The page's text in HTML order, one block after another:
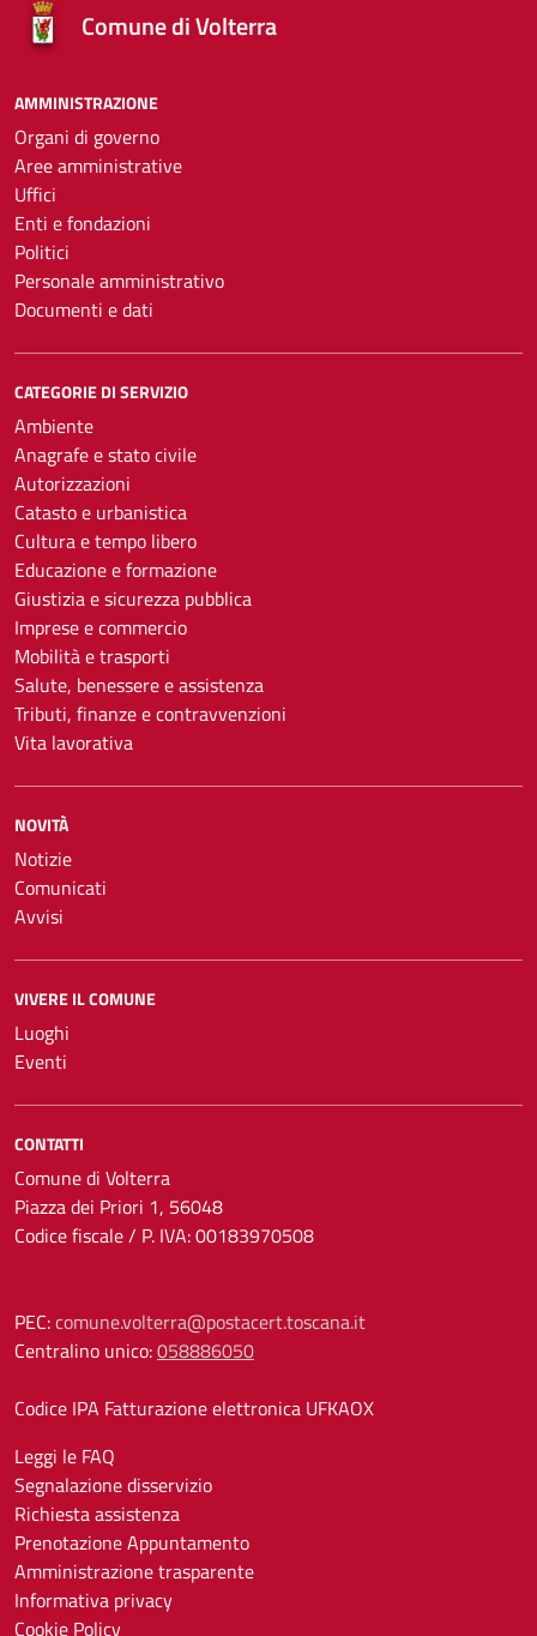
Comune di Volterra
AMMINISTRAZIONE
Organi di governo
Aree amministrative
Uffici
Enti e fondazioni
Politici
Personale amministrativo
Documenti e dati
CATEGORIE DI SERVIZIO
Ambiente
Anagrafe e stato civile
Autorizzazioni
Catasto e urbanistica
Cultura e tempo libero
Educazione e formazione
Giustizia e sicurezza pubblica
Imprese e commercio
Mobilità e trasporti
Salute, benessere e assistenza
Tributi, finanze e contravvenzioni
Vita lavorativa
NOVITÀ
Notizie
Comunicati
Avvisi
VIVERE IL COMUNE
Luoghi
Eventi
CONTATTI
Comune di Volterra
Piazza dei Priori 1, 56048
Codice fiscale / P. IVA: 00183970508
PEC:comune.volterra@postacert.toscana.it
Centralino unico:058886050
Codice IPA Fatturazione elettronica UFKAOX
Leggi le FAQ
Segnalazione disservizio
Richiesta assistenza
Prenotazione Appuntamento
Amministrazione trasparente
Informativa privacy
Cookie Policy